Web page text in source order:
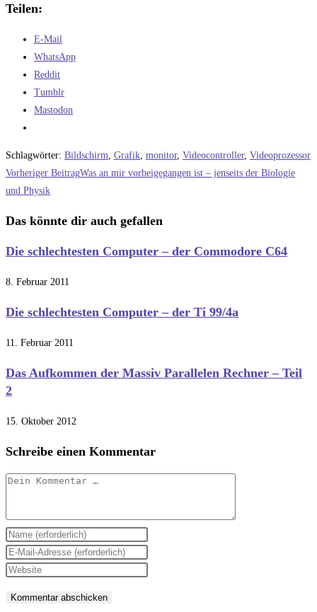
Teilen:
E-Mail
WhatsApp
Reddit
Tumblr
Mastodon
Schlagwörter: Bildschirm Grafik monitor, Videocontroller, Videoprozessor
Weitere
Artikel
ansehen
Vorheriger BeitragWas an mir vorbeigegangen ist – jenseits der Biologie
und Physik
Das könnte dir auch gefallen
Die schlechtesten Computer – der Commodore C64
8. Februar 2011
Die schlechtesten Computer – der Ti 99/4a
11. Februar 2011
Das Aufkommen der Massiv Parallelen Rechner – Teil
2
15. Oktober 2012
Schreibe einen Kommentar
Kommentar
Gib
deinen
Namen
Benutzernamen
Gib
deine
Mail-
Gib
Website-